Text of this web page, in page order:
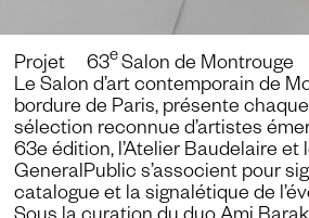
Projet 63e Salon de Montrouge
Le Salon d’art contemporain de
bordure de Paris, présente
sélection reconnue d’artistes
63e édition, l’Atelier Baudelaire et
GeneralPublic s’associent pour
catalogue et la signalétique de